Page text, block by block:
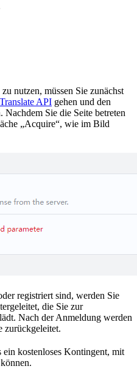
nutzen, müssen Sie zunächst
API gehen und den
Nachdem Sie die Seite betreten
„Acquire“, wie im Bild
registriert sind, werden Sie
die Sie zur
Nach der Anmeldung werden
zurückgeleitet.
ein kostenloses Kontingent, mit